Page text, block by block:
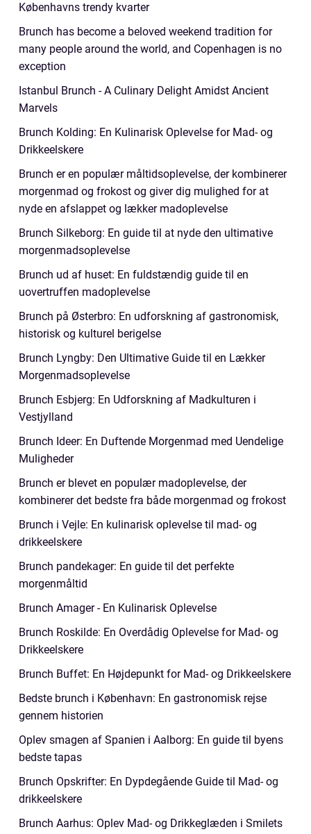
Københavns trendy kvarter
Brunch has become a beloved weekend tradition for
many people around the world, and Copenhagen is no
exception
Istanbul Brunch - A Culinary Delight Amidst Ancient
Marvels
Brunch Kolding: En Kulinarisk Oplevelse for Mad- og
Drikkeelskere
Brunch er en populær måltidsoplevelse, der kombinerer
morgenmad og frokost og giver dig mulighed for at
nyde en afslappet og lækker madoplevelse
Brunch Silkeborg: En guide til at nyde den ultimative
morgenmadsoplevelse
Brunch ud af huset: En fuldstændig guide til en
uovertruffen madoplevelse
Brunch på Østerbro: En udforskning af gastronomisk,
historisk og kulturel berigelse
Brunch Lyngby: Den Ultimative Guide til en Lækker
Morgenmadsoplevelse
Brunch Esbjerg: En Udforskning af Madkulturen i
Vestjylland
Brunch Ideer: En Duftende Morgenmad med Uendelige
Muligheder
Brunch er blevet en populær madoplevelse, der
kombinerer det bedste fra både morgenmad og frokost
Brunch i Vejle: En kulinarisk oplevelse til mad- og
drikkeelskere
Brunch pandekager: En guide til det perfekte
morgenmåltid
Brunch Amager - En Kulinarisk Oplevelse
Brunch Roskilde: En Overdådig Oplevelse for Mad- og
Drikkeelskere
Brunch Buffet: En Højdepunkt for Mad- og Drikkeelskere
Bedste brunch i København: En gastronomisk rejse
gennem historien
Oplev smagen af Spanien i Aalborg: En guide til byens
bedste tapas
Brunch Opskrifter: En Dypdegående Guide til Mad- og
drikkeelskere
Brunch Aarhus: Oplev Mad- og Drikkeglæden i Smilets